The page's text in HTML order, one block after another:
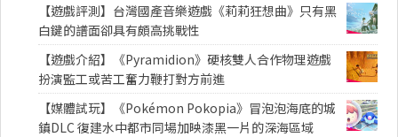
【遊戲評測】台灣國產音樂遊戲《莉莉狂想曲》只有黑
白鍵的譜面卻具有頗高挑戰性
【遊戲介紹】《Pyramidion》硬核雙人合作物理遊戲
扮演監工或苦工奮力鞭打對方前進
【媒體試玩】《Pokémon Pokopia》冒泡泡海底的城
鎮DLC 復建水中都市同場加映漆黑一片的深海區域